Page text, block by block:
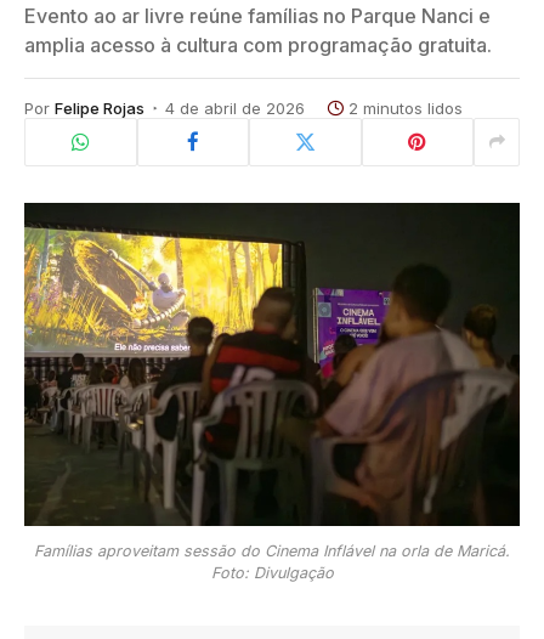
Evento ao ar livre reúne famílias no Parque Nanci e
amplia acesso à cultura com programação gratuita.
Por Felipe Rojas 4 de abril de 2026 2 minutos lidos
Famílias aproveitam sessão do Cinema Inflável na orla de Maricá.
Foto: Divulgação